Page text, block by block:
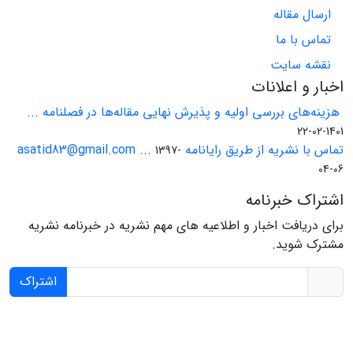
ارسال مقاله
تماس با ما
نقشه سایت
اخبار و اعلانات
هزینه‌های بررسی اولیه و پذیرش نهایی مقاله‌ها در فصلنامه ...
1401-02-22
تماس با نشریه از طریق رایانامه asatid83@gmail.com ... 1397-
04-06
اشتراک خبرنامه
برای دریافت اخبار و اطلاعیه های مهم نشریه در خبرنامه نشریه
مشترک شوید.
اشتراک